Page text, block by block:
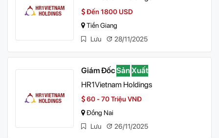
Đến 1800 USD
Tiền Giang
Lưu
28/11/2025
Giám ĐốcSảnXuất
HR1Vietnam Holdings
60 - 70 Triệu VNĐ
Đồng Nai
Lưu
26/11/2025